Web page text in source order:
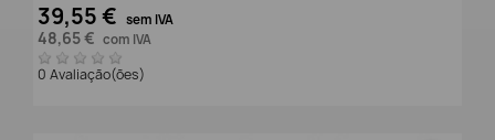
39,55 € sem IVA
48,65 € com IVA
0 Avaliação(ões)